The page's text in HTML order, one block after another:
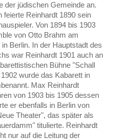
der jüdischen Gemeinde an.
feierte Reinhardt 1890 sein
Von 1894 bis 1903
von Otto Brahm am
Berlin. In der Hauptstadt des
war Reinhardt 1901 auch an
Bühne "Schall
wurde das Kabarett in
Max Reinhardt
von 1903 bis 1905 dessen
er ebenfalls in Berlin von
Theater", das später als
titulierte. Reinhardt
nur auf die Leitung der